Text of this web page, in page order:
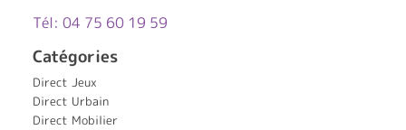
Tél: 04 75 60 19 59
Catégories
Direct Jeux
Direct Urbain
Direct Mobilier